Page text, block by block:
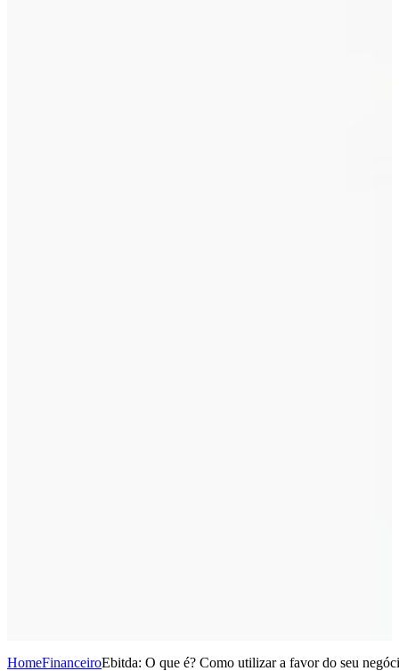
HomeFinanceiroEbitda: O que é? Como utilizar a favor do seu